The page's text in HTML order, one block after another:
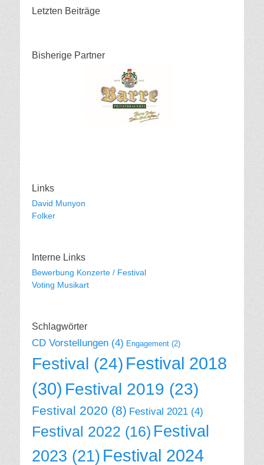
Letzten Beiträge
Bisherige Partner
Links
David Munyon
Folker
Interne Links
Bewerbung Konzerte / Festival
Voting Musikart
Schlagwörter
CD Vorstellungen (4) Engagement (2)
Festival (24) Festival 2018
(30) Festival 2019 (23)
Festival 2020 (8) Festival 2021 (4)
Festival 2022 (16) Festival
2023 (21) Festival 2024